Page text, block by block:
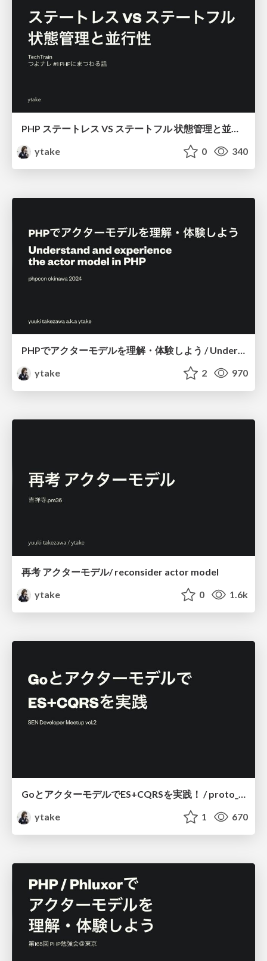
ytake
0 340
PHPでアクターモデルを理解・体験しよう / Understand and experience the actor model in PHP
ytake
2 970
再考 アクターモデル/ reconsider actor model
ytake
0 1.6k
GoとアクターモデルでES+CQRSを実践！ / proto_actor_es_cqrs
ytake
1 670